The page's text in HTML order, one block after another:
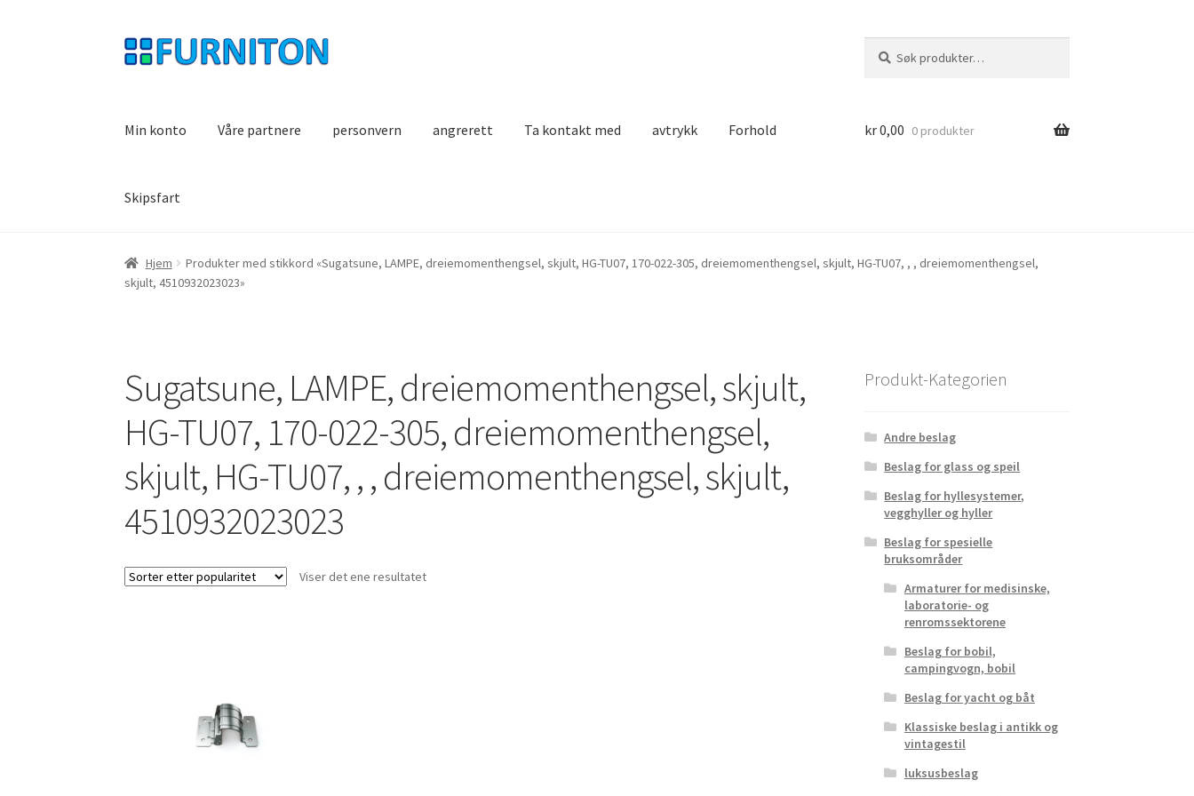
Hopp
til
Hopp
til
etter:
Min konto Våre partnere personvern angrerett Ta kontakt med avtrykk Forhold
Skipsfart
kr0,00 0 produkter
Hjem
Produkter med stikkord «Sugatsune, LAMPE, dreiemomenthengsel, skjult, HG-TU07, 170-022-305, dreiemomenthengsel, skjult, HG-TU07, , , dreiemomenthengsel,
skjult, 4510932023023»
Sugatsune, LAMPE, dreiemomenthengsel, skjult,
HG-TU07, 170-022-305, dreiemomenthengsel,
skjult, HG-TU07, , , dreiemomenthengsel, skjult,
4510932023023
Viser det ene resultatet
Produkt-Kategorien
Andre beslag
Beslag for glass og speil
Beslag for hyllesystemer,
vegghyller og hyller
Beslag for spesielle
bruksområder
Armaturer for medisinske,
laboratorie- og
renromssektorene
Beslag for bobil,
campingvogn, bobil
Beslag for yacht og båt
Klassiske beslag i antikk og
vintagestil
luksusbeslag